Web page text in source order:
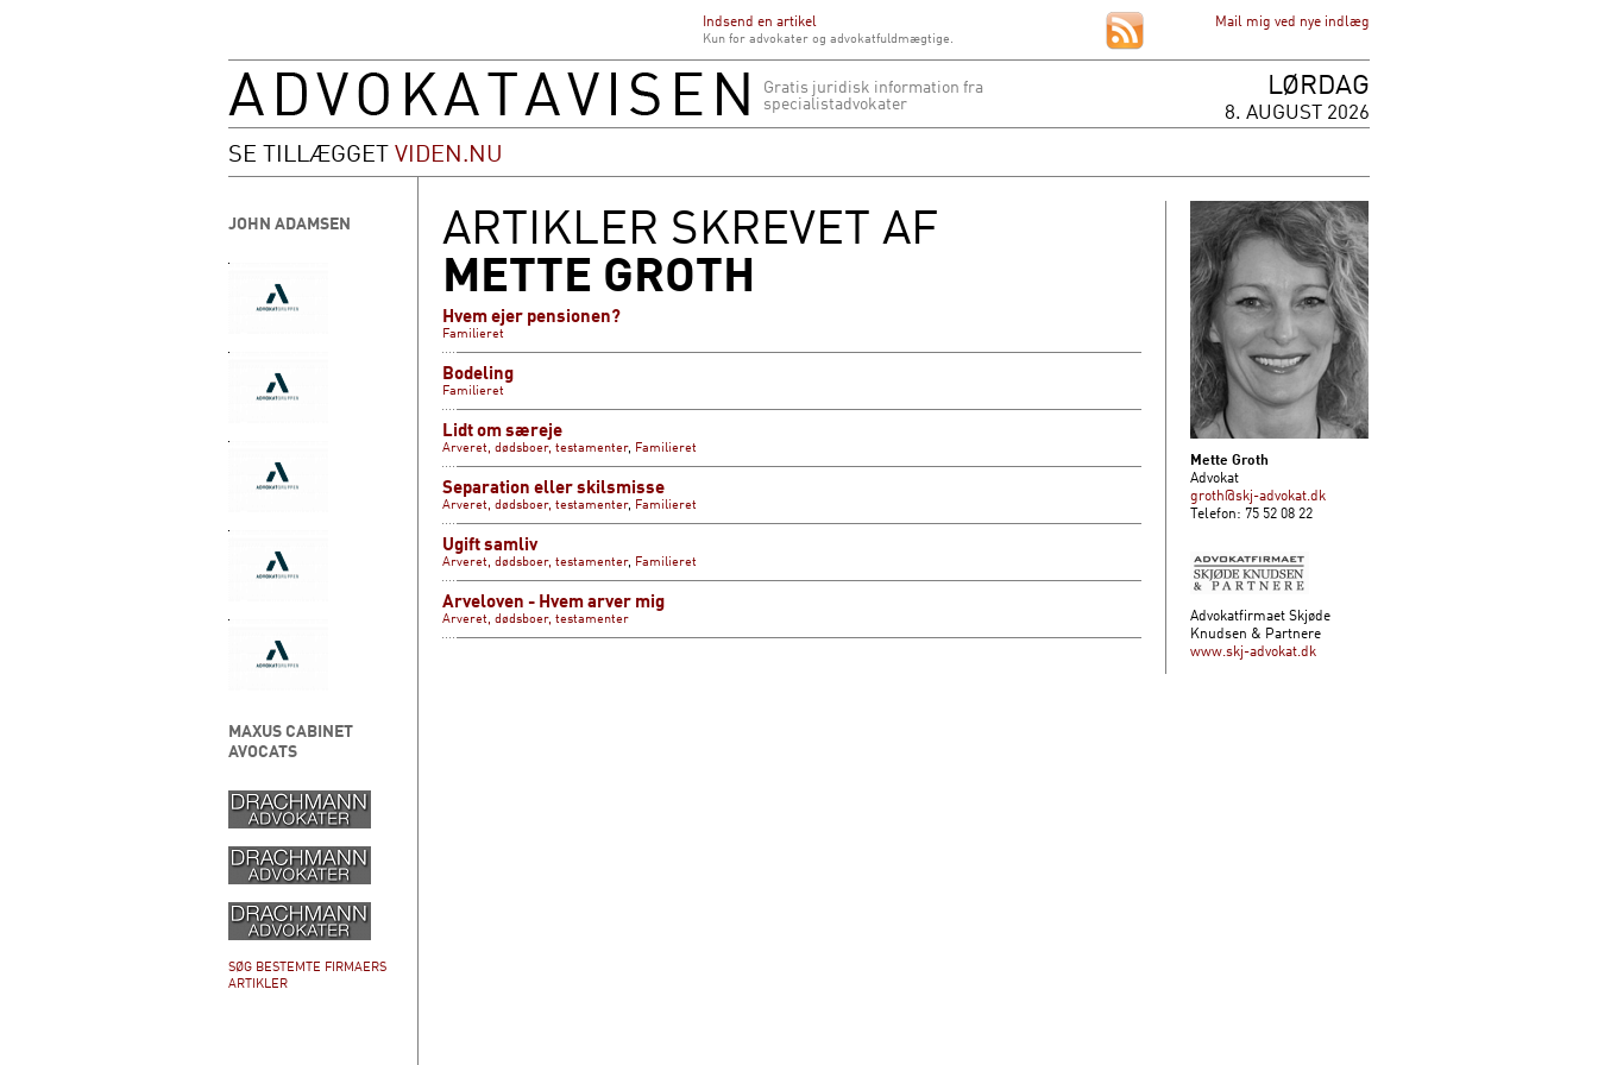
Indsend en artikel
Kun for advokater og advokatfuldmægtige.
Mail mig ved nye indlæg
Gratis juridisk information fra
specialistadvokater
LØRDAG
8. AUGUST 2026
SE TILLÆGGETVIDEN.NU
JOHN ADAMSEN
MAXUS CABINET
AVOCATS
SØG BESTEMTE FIRMAERS
ARTIKLER
ARTIKLER SKREVET AF
METTE GROTH
Hvem ejer pensionen?
Familieret
Bodeling
Familieret
Lidt om særeje
Arveret, dødsboer, testamenter, Familieret
Separation eller skilsmisse
Arveret, dødsboer, testamenter, Familieret
Ugift samliv
Arveret, dødsboer, testamenter, Familieret
Arveloven - Hvem arver mig
Arveret, dødsboer, testamenter
Mette Groth
Advokat
groth@skj-advokat.dk
Telefon: 75 52 08 22
Advokatfirmaet Skjøde
Knudsen & Partnere
www.skj-advokat.dk